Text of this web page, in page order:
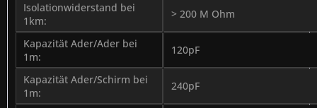
Isolationwiderstand bei
1km:
> 200 M Ohm
Kapazität Ader/Ader bei
1m:
120pF
Kapazität Ader/Schirm bei
1m:
240pF